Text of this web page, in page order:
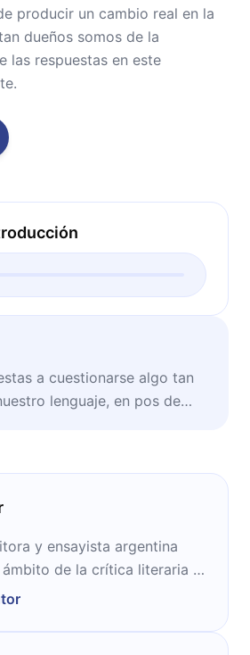
producir un cambio real en la
dueños somos de la
las respuestas en este
a cuestionarse algo tan
lenguaje, en pos de
y ensayista argentina
de la crítica literaria y
en la Universidad de